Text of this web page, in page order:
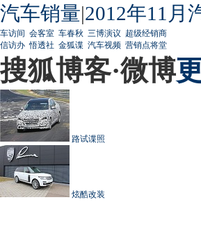
汽车销量|2012年11月
车访间 会客室 车春秋 三博演议 超级经销商
信访办 悟透社 金狐谍 汽车视频 营销点将堂
搜狐博客·微博
路试谍照
炫酷改装